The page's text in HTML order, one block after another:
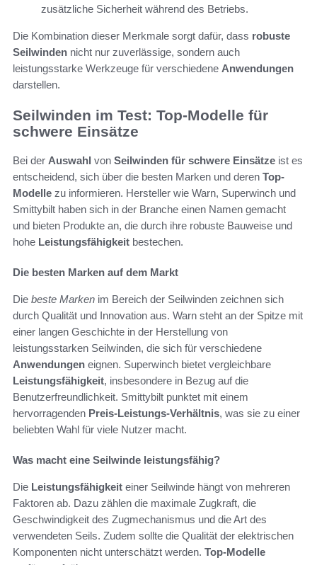
zusätzliche Sicherheit während des Betriebs.
Die Kombination dieser Merkmale sorgt dafür, dass robuste
Seilwinden nicht nur zuverlässige, sondern auch
leistungsstarke Werkzeuge für verschiedene Anwendungen
darstellen.
Seilwinden im Test: Top-Modelle für
schwere Einsätze
Bei der Auswahl von Seilwinden für schwere Einsätze ist es
entscheidend, sich über die besten Marken und deren Top-
Modelle zu informieren. Hersteller wie Warn, Superwinch und
Smittybilt haben sich in der Branche einen Namen gemacht
und bieten Produkte an, die durch ihre robuste Bauweise und
hohe Leistungsfähigkeit bestechen.
Die besten Marken auf dem Markt
Die beste Marken im Bereich der Seilwinden zeichnen sich
durch Qualität und Innovation aus. Warn steht an der Spitze mit
einer langen Geschichte in der Herstellung von
leistungsstarken Seilwinden, die sich für verschiedene
Anwendungen eignen. Superwinch bietet vergleichbare
Leistungsfähigkeit, insbesondere in Bezug auf die
Benutzerfreundlichkeit. Smittybilt punktet mit einem
hervorragenden Preis-Leistungs-Verhältnis, was sie zu einer
beliebten Wahl für viele Nutzer macht.
Was macht eine Seilwinde leistungsfähig?
Die Leistungsfähigkeit einer Seilwinde hängt von mehreren
Faktoren ab. Dazu zählen die maximale Zugkraft, die
Geschwindigkeit des Zugmechanismus und die Art des
verwendeten Seils. Zudem sollte die Qualität der elektrischen
Komponenten nicht unterschätzt werden. Top-Modelle